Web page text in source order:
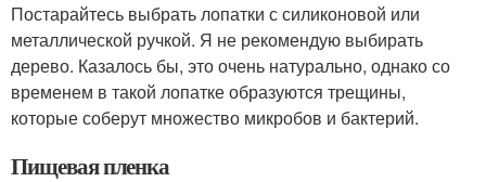
Постарайтесь выбрать лопатки с силиконовой или
металлической ручкой. Я не рекомендую выбирать
дерево. Казалось бы, это очень натурально, однако со
временем в такой лопатке образуются трещины,
которые соберут множество микробов и бактерий.
Пищевая пленка